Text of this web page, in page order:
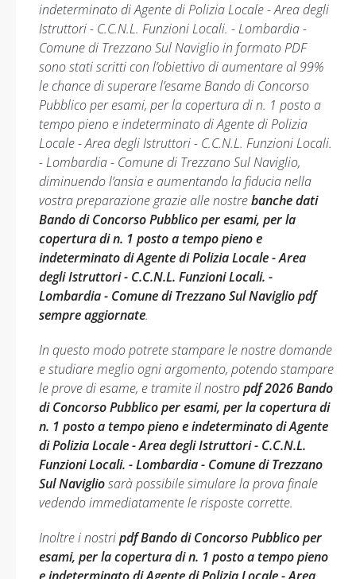
indeterminato di Agente di Polizia Locale - Area degli
Istruttori - C.C.N.L. Funzioni Locali. - Lombardia -
Comune di Trezzano Sul Naviglio in formato PDF
sono stati scritti con l’obiettivo di aumentare al 99%
le chance di superare l’esame Bando di Concorso
Pubblico per esami, per la copertura di n. 1 posto a
tempo pieno e indeterminato di Agente di Polizia
Locale - Area degli Istruttori - C.C.N.L. Funzioni Locali.
- Lombardia - Comune di Trezzano Sul Naviglio,
diminuendo l’ansia e aumentando la fiducia nella
vostra preparazione grazie alle nostrebanche dati
Bando di Concorso Pubblico per esami, per la
copertura di n. 1 posto a tempo pieno e
indeterminato di Agente di Polizia Locale - Area
degli Istruttori - C.C.N.L. Funzioni Locali. -
Lombardia - Comune di Trezzano Sul Naviglio pdf
sempre aggiornate.
In questo modo potrete stampare le nostre domande
e studiare meglio ogni argomento, potendo stampare
le prove di esame, e tramite il nostropdf 2026 Bando
di Concorso Pubblico per esami, per la copertura di
n. 1 posto a tempo pieno e indeterminato di Agente
di Polizia Locale - Area degli Istruttori - C.C.N.L.
Funzioni Locali. - Lombardia - Comune di Trezzano
Sul Navigliosarà possibile simulare la prova finale
vedendo immediatamente le risposte corrette.
Inoltre i nostripdf Bando di Concorso Pubblico per
esami, per la copertura di n. 1 posto a tempo pieno